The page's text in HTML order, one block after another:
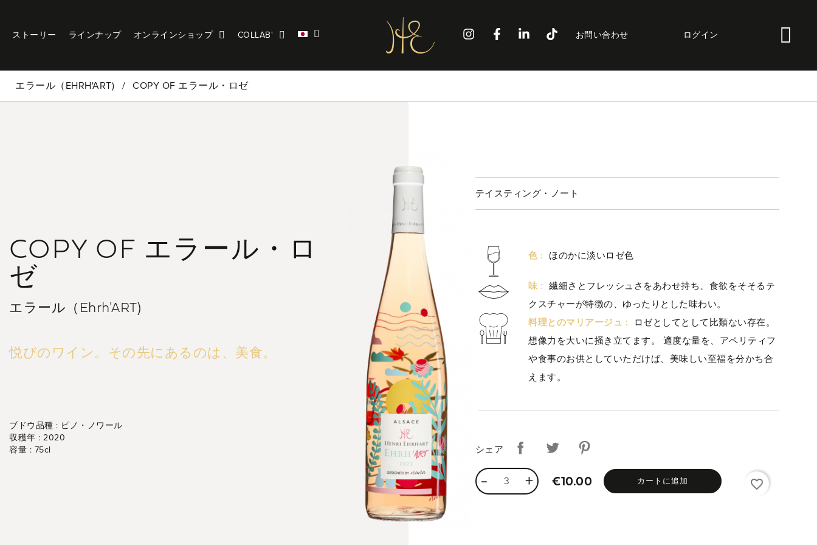
ストーリー ラインナップ オンラインショップ COLLAB' お問い合わせ ログイン
エラール（EHRH'ART) COPY OF エラール・ロゼ
COPY OF エラール・ロ
ゼ
エラール（Ehrh'ART)
悦びのワイン。その先にあるのは、美食。
ブドウ品種 : ピノ・ノワール
収穫年 : 2020
容量 : 75cl
テイスティング・ノート
色 : ほのかに淡いロゼ色
味 : 繊細さとフレッシュさをあわせ持ち、食欲をそそるテ
クスチャーが特徴の、ゆったりとした味わい。
料理とのマリアージュ : ロゼとしてとして比類ない存在。
想像力を大いに掻き立てます。 適度な量を、アペリティフ
や食事のお供としていただけば、美味しい至福を分かち合
えます。
シェア
€10.00 カートに追加 favorite_border